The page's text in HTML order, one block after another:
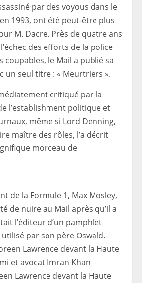
par des voyous dans le
1993, ont été peut-être plus
M. Dacre. Près de quatre ans
des efforts de la police
coupables, le Mail a publié sa
un seul titre : « Meurtriers ».
critiqué par la
l’establishment politique et
même si Lord Denning,
maître des rôles, l’a décrit
morceau de
de la Formule 1, Max Mosley,
de nuire au Mail après qu’il a
l’éditeur d’un pamphlet
par son père Oswald.
Lawrence devant la Haute